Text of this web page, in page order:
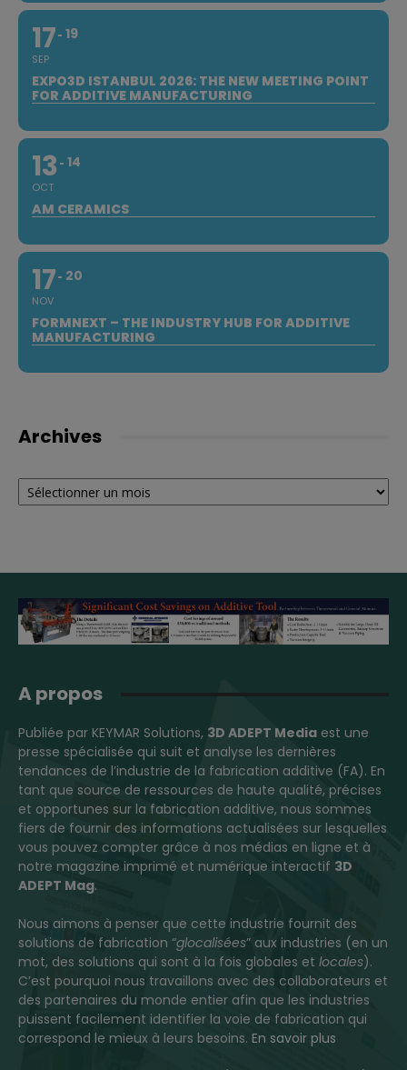
17
SEP
19
EXPO3D ISTANBUL 2026: THE NEW MEETING POINT
FOR ADDITIVE MANUFACTURING
13
OCT
14
AM CERAMICS
17
NOV
20
FORMNEXT – THE INDUSTRY HUB FOR ADDITIVE
MANUFACTURING
Archives
Archives
A propos
Publiée par KEYMAR Solutions, 3D ADEPT Media est une
presse spécialisée qui suit et analyse les dernières
tendances de l’industrie de la fabrication additive (FA). En
tant que source de ressources de haute qualité, précises
et opportunes sur la fabrication additive, nous sommes
fiers de fournir des informations actualisées sur lesquelles
vous pouvez compter grâce à nos médias en ligne et à
notre magazine imprimé et numérique interactif 3D
ADEPT Mag.
Nous aimons à penser que cette industrie fournit des
solutions de fabrication “glocalisées” aux industries (en un
mot, des solutions qui sont à la fois globales et locales).
C’est pourquoi nous travaillons avec des collaborateurs et
des partenaires du monde entier afin que les industries
puissent facilement identifier la voie de fabrication qui
correspond le mieux à leurs besoins. En savoir plus